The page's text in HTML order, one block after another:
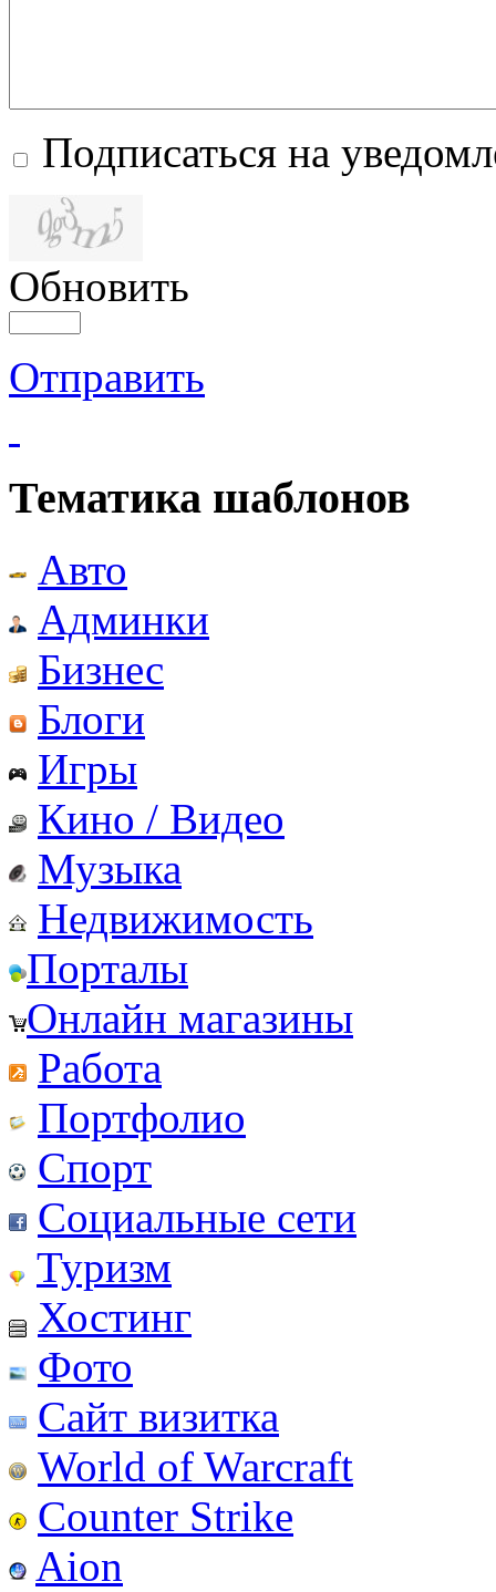
Подписаться на
Обновить
Отправить
Тематика шаблонов
Авто
Админки
Бизнес
Блоги
Игры
Кино / Видео
Музыка
Недвижимость
Порталы
Онлайн магазины
Работа
Портфолио
Спорт
Социальные сети
Туризм
Хостинг
Фото
Сайт визитка
World of Warcraft
Counter Strike
Aion